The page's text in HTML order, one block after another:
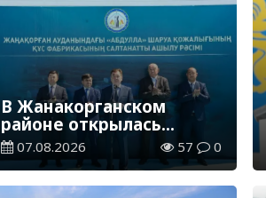
В Жанакорганском
районе открылась
птицефабрика
07.08.2026 57 0